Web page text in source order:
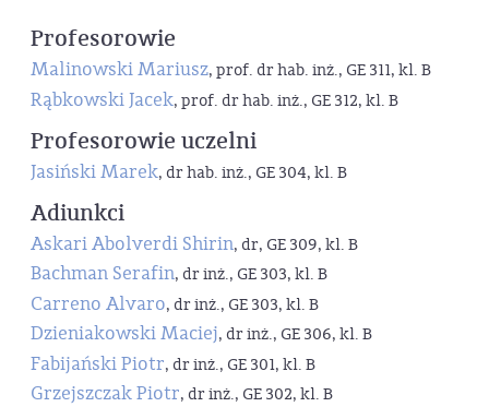
Profesorowie
Malinowski Mariusz, prof. dr hab. inż., GE 311, kl. B
Rąbkowski Jacek, prof. dr hab. inż., GE 312, kl. B
Profesorowie uczelni
Jasiński Marek, dr hab. inż., GE 304, kl. B
Adiunkci
Askari Abolverdi Shirin, dr, GE 309, kl. B
Bachman Serafin, dr inż., GE 303, kl. B
Carreno Alvaro, dr inż., GE 303, kl. B
Dzieniakowski Maciej, dr inż., GE 306, kl. B
Fabijański Piotr, dr inż., GE 301, kl. B
Grzejszczak Piotr, dr inż., GE 302, kl. B